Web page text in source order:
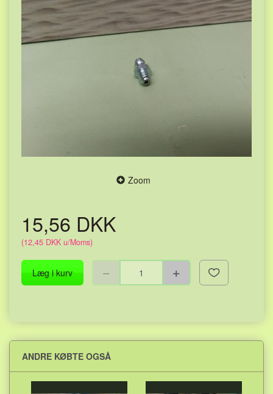
Zoom
15,56 DKK
(12,45 DKK u/Moms)
Læg i kurv
ANDRE KØBTE OGSÅ